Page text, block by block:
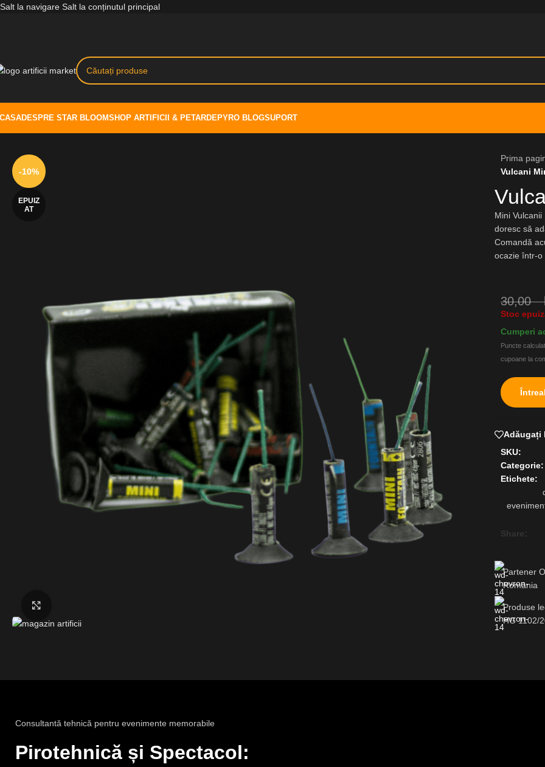
Salt la navigare Salt la conținutul principal
DESPRE STAR BLOOMSHOP ARTIFICII & PETARDEPYRO BLOGSUPORT
-10%
EPUIZ
AT
Prima
Vulcani
Mini
doresc să
Comandă
ocazie într-o
30,00
Stoc
Cumperi
Puncte
cupoane la
Adăugați
SKU:
Categorie:
Etichete:
Share:
Partener
România
Produse
HG 1102/
Consultantă tehnică pentru evenimente memorabile
Pirotehnică și Spectacol: